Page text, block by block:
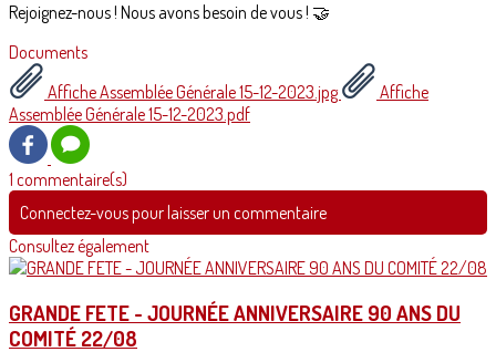
Rejoignez-nous ! Nous avons besoin de vous ! 🤝
Documents
Affiche Assemblée Générale 15-12-2023.jpg
Affiche
Assemblée Générale 15-12-2023.pdf
1 commentaire(s)
Connectez-vous pour laisser un commentaire
Consultez également
GRANDE FETE - JOURNÉE ANNIVERSAIRE 90 ANS DU
COMITÉ 22/08